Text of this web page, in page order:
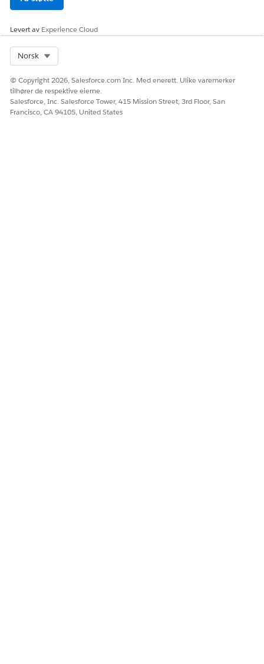
låste ressurser.
Gjenpris allefor å bygge postene på nytt.
Kontakt Salesforce-administratoren eller kundestøtte hvis
omprissetting mislykkes med å gjenopprette
Levert av Experience Cloud
Norsk
© Copyright 2026, Salesforce.com Inc. Med enerett. Ulike varemerker
tilhører de respektive eierne.
Salesforce, Inc. Salesforce Tower, 415 Mission Street, 3rd Floor, San
Francisco, CA 94105, United States